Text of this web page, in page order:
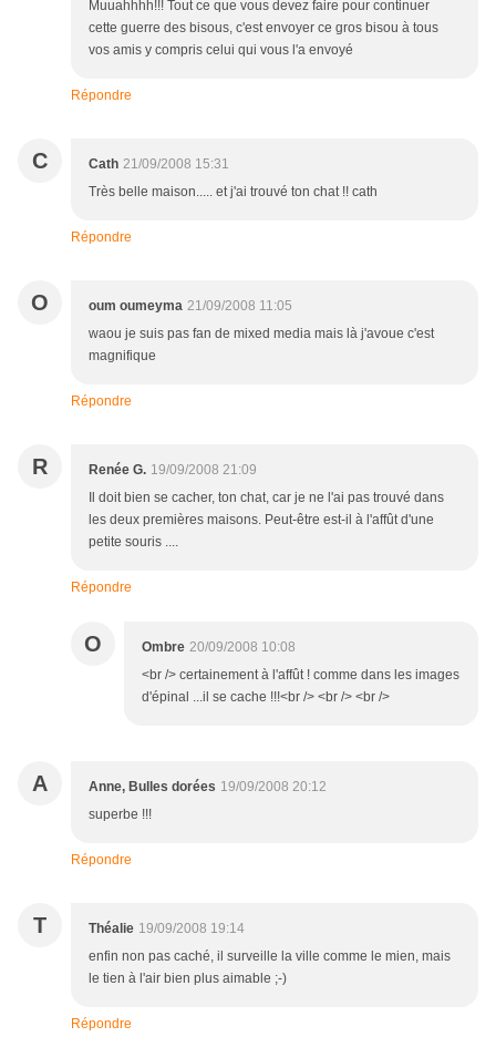
Muuahhhh!!! Tout ce que vous devez faire pour continuer
cette guerre des bisous, c'est envoyer ce gros bisou à tous
vos amis y compris celui qui vous l'a envoyé
Répondre
C Cath 21/09/2008 15:31
Très belle maison..... et j'ai trouvé ton chat !! cath
Répondre
O oum oumeyma 21/09/2008 11:05
waou je suis pas fan de mixed media mais là j'avoue c'est
magnifique
Répondre
R Renée G. 19/09/2008 21:09
Il doit bien se cacher, ton chat, car je ne l'ai pas trouvé dans
les deux premières maisons. Peut-être est-il à l'affût d'une
petite souris ....
Répondre
O Ombre 20/09/2008 10:08
<br /> certainement à l'affût ! comme dans les images
d'épinal ...il se cache !!!<br /> <br /> <br />
A Anne, Bulles dorées 19/09/2008 20:12
superbe !!!
Répondre
T Théalie 19/09/2008 19:14
enfin non pas caché, il surveille la ville comme le mien, mais
le tien à l'air bien plus aimable ;-)
Répondre